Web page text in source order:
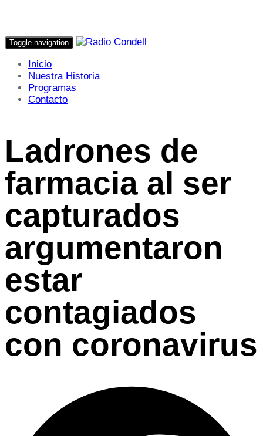
Toggle navigation
Inicio
Nuestra Historia
Programas
Contacto
Ladrones de
farmacia al ser
capturados
argumentaron
estar
contagiados
con coronavirus